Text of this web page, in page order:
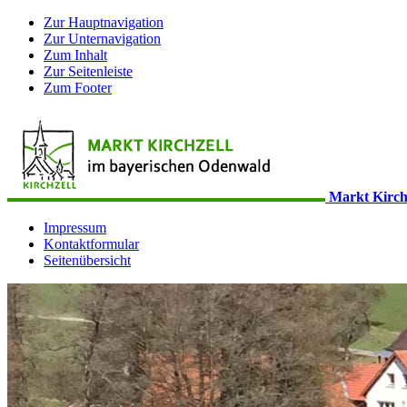
Zur Hauptnavigation
Zur Unternavigation
Zum Inhalt
Zur Seitenleiste
Zum Footer
Markt
Impressum
Kontaktformular
Seitenübersicht